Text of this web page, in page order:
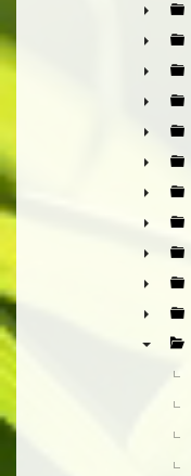
►
►
►
►
►
►
►
►
►
►
►
►